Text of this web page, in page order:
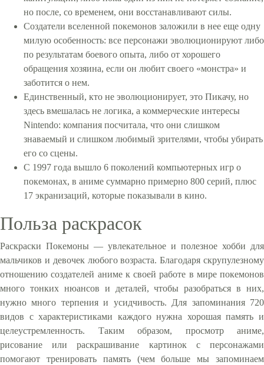
но после, со временем, они восстанавливают силы.
Создатели вселенной покемонов заложили в нее еще одну
милую особенность: все персонажи эволюционируют либо
по результатам боевого опыта, либо от хорошего
обращения хозяина, если он любит своего «монстра» и
заботится о нем.
Единственный, кто не эволюционирует, это Пикачу, но
здесь вмешалась не логика, а коммерческие интересы
Nintendo: компания посчитала, что они слишком
знаваемый и слишком любимый зрителями, чтобы убирать
его со сцены.
С 1997 года вышло 6 поколений компьютерных игр о
покемонах, в аниме суммарно примерно 800 серий, плюс
17 экранизаций, которые показывали в кино.
Польза раскрасок
Раскраски Покемоны — увлекательное и полезное хобби для
мальчиков и девочек любого возраста. Благодаря скрупулезному
отношению создателей аниме к своей работе в мире покемонов
много тонких нюансов и деталей, чтобы разобраться в них,
нужно много терпения и усидчивость. Для запоминания 720
видов с характеристиками каждого нужна хорошая память и
целеустремленность. Таким образом, просмотр аниме,
рисование или раскрашивание картинок с персонажами
помогают тренировать память (чем больше мы запоминаем